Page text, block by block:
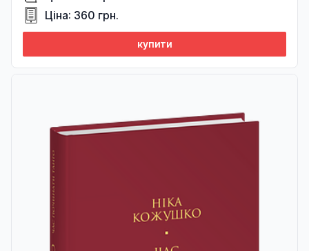
Ціна: 360 грн.
купити